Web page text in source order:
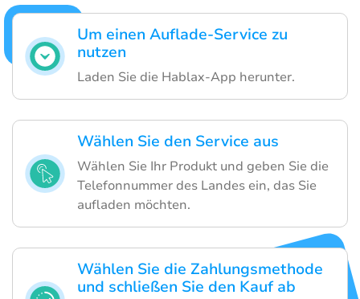
Um einen Auflade-Service zu
nutzen
Laden Sie die Hablax-App herunter.
Wählen Sie den Service aus
Wählen Sie Ihr Produkt und geben Sie die
Telefonnummer des Landes ein, das Sie
aufladen möchten.
Wählen Sie die Zahlungsmethode
und schließen Sie den Kauf ab